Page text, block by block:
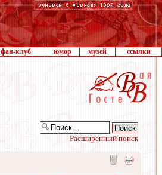
фан-клуб юмор музей ссылки
Расширенный поиск